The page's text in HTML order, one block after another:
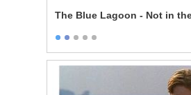
The Blue Lagoon - Not in